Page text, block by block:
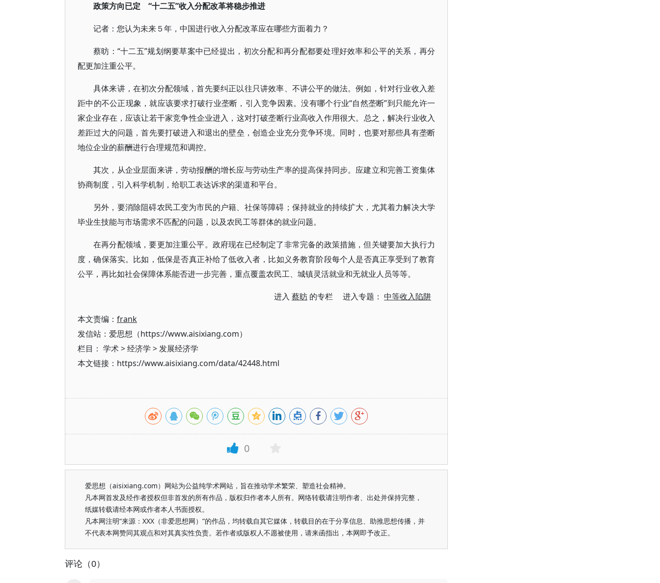
政策方向已定 “十二五”收入分配改革将稳步推进
记者：您认为未来５年，中国进行收入分配改革应在哪些方面着力？
蔡昉：“十二五”规划纲要草案中已经提出，初次分配和再分配都要处理好效率和公平的关系，再分
配更加注重公平。
具体来讲，在初次分配领域，首先要纠正以往只讲效率、不讲公平的做法。例如，针对行业收入差
距中的不公正现象，就应该要求打破行业垄断，引入竞争因素。没有哪个行业“自然垄断”到只能允许一
家企业存在，应该让若干家竞争性企业进入，这对打破垄断行业高收入作用很大。总之，解决行业收入
差距过大的问题，首先要打破进入和退出的壁垒，创造企业充分竞争环境。同时，也要对那些具有垄断
地位企业的薪酬进行合理规范和调控。
其次，从企业层面来讲，劳动报酬的增长应与劳动生产率的提高保持同步。应建立和完善工资集体
协商制度，引入科学机制，给职工表达诉求的渠道和平台。
另外，要消除阻碍农民工变为市民的户籍、社保等障碍；保持就业的持续扩大，尤其着力解决大学
毕业生技能与市场需求不匹配的问题，以及农民工等群体的就业问题。
在再分配领域，要更加注重公平。政府现在已经制定了非常完备的政策措施，但关键要加大执行力
度，确保落实。比如，低保是否真正补给了低收入者，比如义务教育阶段每个人是否真正享受到了教育
公平，再比如社会保障体系能否进一步完善，重点覆盖农民工、城镇灵活就业和无就业人员等等。
进入 蔡昉 的专栏 进入专题： 中等收入陷阱
本文责编： frank
发信站：爱思想（https://www.aisixiang.com）
栏目： 学术>经济学 >发展经济学
本文链接：https://www.aisixiang.com/data/42448.html
0
爱思想（aisixiang.com）网站为公益纯学术网站，旨在推动学术繁荣、塑造社会精神。
凡本网首发及经作者授权但非首发的所有作品，版权归作者本人所有。网络转载请注明作者、出处并保持完整，
纸媒转载请经本网或作者本人书面授权。
凡本网注明“来源：XXX（非爱思想网）”的作品，均转载自其它媒体，转载目的在于分享信息、助推思想传播，并
不代表本网赞同其观点和对其真实性负责。若作者或版权人不愿被使用，请来函指出，本网即予改正。
评论（0）